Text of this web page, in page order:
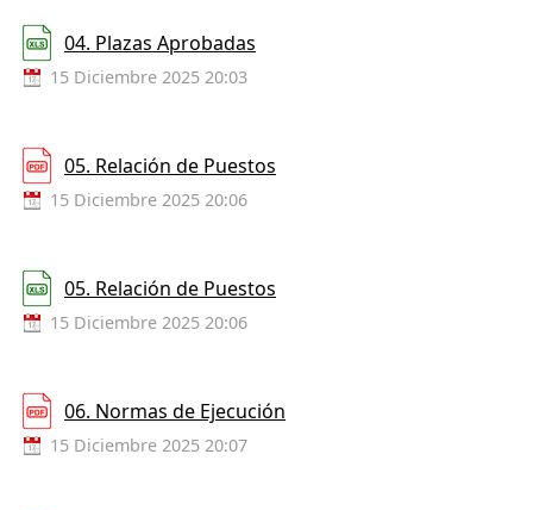
04. Plazas Aprobadas
15 Diciembre 2025 20:03
05. Relación de Puestos
15 Diciembre 2025 20:06
05. Relación de Puestos
15 Diciembre 2025 20:06
06. Normas de Ejecución
15 Diciembre 2025 20:07